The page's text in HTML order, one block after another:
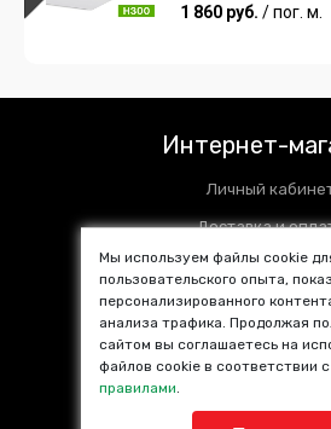
1 860 руб. / пог. м.
Интернет-
Личный
Доставка и
Установочные
Контакты
SALE %
Популярные
Мы используем файлы cookie
пользовательского опыта,
персонализированного
анализа трафика. Продолжая
сайтом вы соглашаетесь на
файлов cookie в соответствии
правилами.